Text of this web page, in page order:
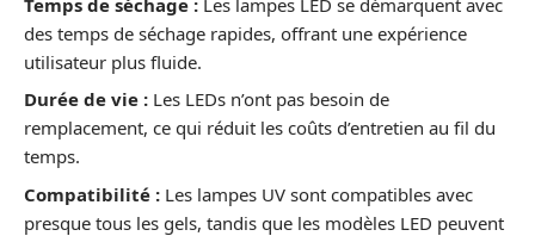
des temps de séchage rapides, offrant une expérience
utilisateur plus fluide.
Durée de vie : Les LEDs n’ont pas besoin de
remplacement, ce qui réduit les coûts d’entretien au fil du
temps.
Compatibilité : Les lampes UV sont compatibles avec
presque tous les gels, tandis que les modèles LED peuvent